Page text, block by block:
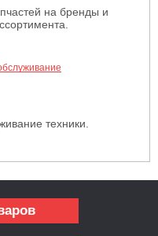
на бренды и
техники.